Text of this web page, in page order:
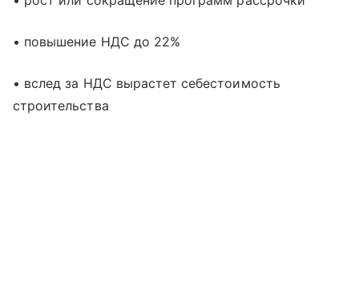
• повышение НДС до 22%
• вслед за НДС вырастет себестоимость
строительства